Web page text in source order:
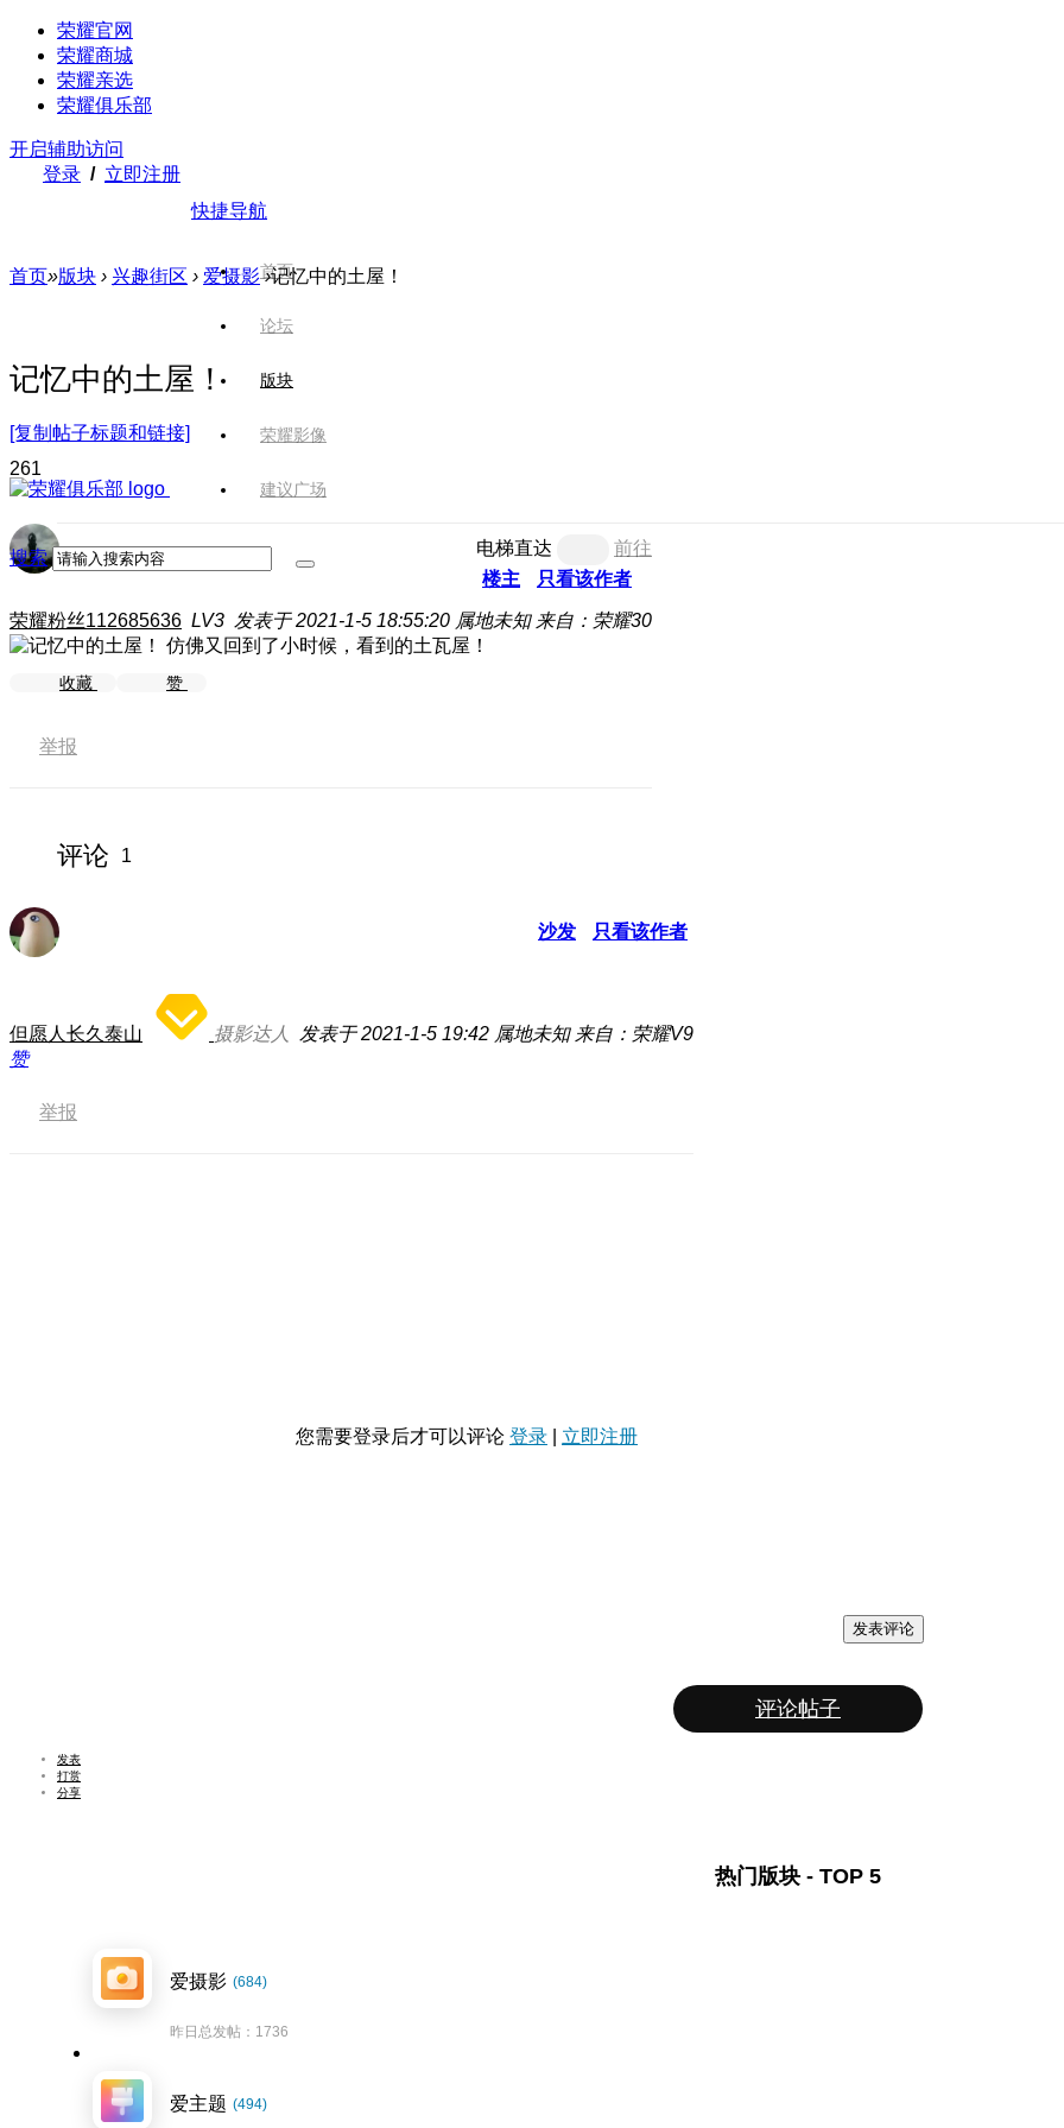
荣耀官网
荣耀商城
荣耀亲选
荣耀俱乐部
开启辅助访问
登录 / 立即注册
快捷导航
首页
论坛
版块
荣耀影像
建议广场
搜索
首页»版块 › 兴趣街区 › 爱摄影 ›记忆中的土屋！
记忆中的土屋！
[复制帖子标题和链接]
261
电梯直达
前往
楼主
只看该作者
荣耀粉丝112685636 LV3 发表于 2021-1-5 18:55:20 属地未知 来自：荣耀30
仿佛又回到了小时候，看到的土瓦屋！
收藏 赞
举报
评论 1
沙发 只看该作者
但愿人长久泰山 摄影达人 发表于 2021-1-5 19:42 属地未知 来自：荣耀V9
赞
举报
您需要登录后才可以评论 登录 立即注册
发表评论
评论帖子
发表
打赏
分享
热门版块 - TOP 5
爱摄影 (684)
昨日总发帖：1736
爱主题 (494)